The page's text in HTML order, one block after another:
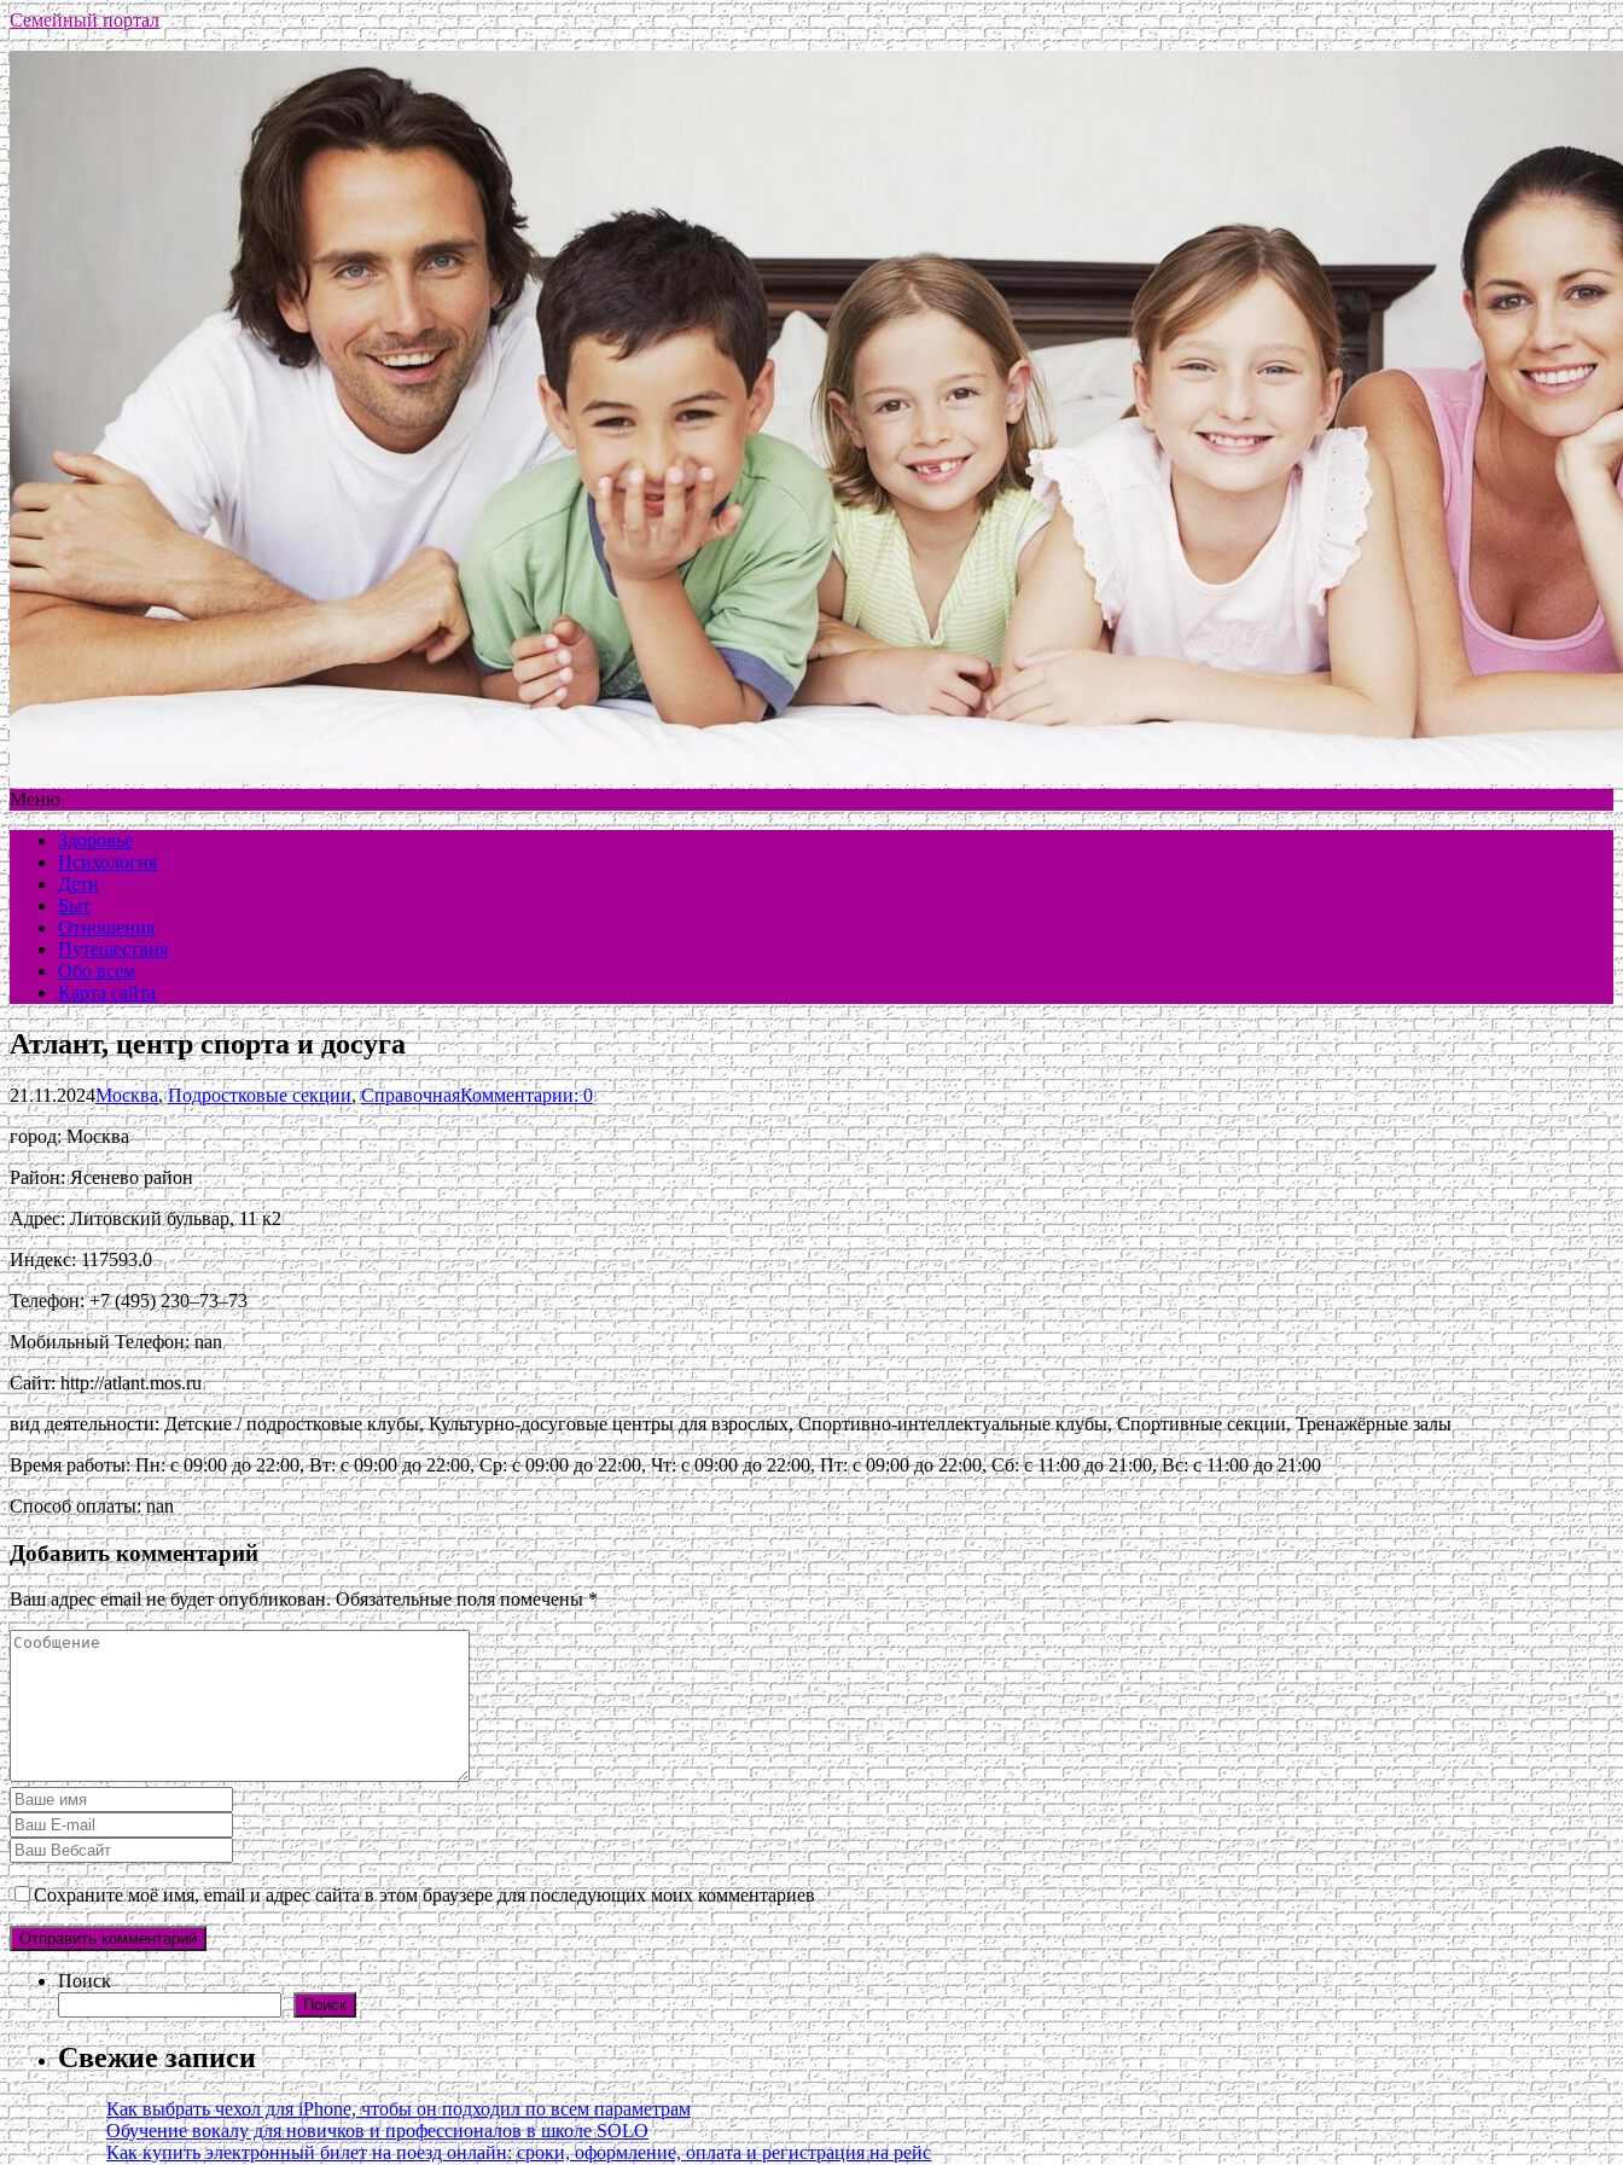
Семейный портал
Меню
Здоровье
Психология
Дети
Быт
Отношения
Путешествия
Обо всем
Карта сайта
Атлант, центр спорта и досуга
21.11.2024Москва,Подростковые секции,СправочнаяКомментарии: 0
город: Москва
Район: Ясенево район
Адрес: Литовский бульвар, 11 к2
Индекс: 117593.0
Телефон: +7 (495) 230‒73‒73
Мобильный Телефон: nan
Сайт: http://atlant.mos.ru
вид деятельности: Детские / подростковые клубы, Культурно-досуговые центры для взрослых, Спортивно-интеллектуальные клубы, Спортивные секции, Тренажёрные залы
Время работы: Пн: с 09:00 до 22:00, Вт: с 09:00 до 22:00, Ср: с 09:00 до 22:00, Чт: с 09:00 до 22:00, Пт: с 09:00 до 22:00, Сб: с 11:00 до 21:00, Вс: с 11:00 до 21:00
Способ оплаты: nan
Добавить комментарий
Ваш адрес email не будет опубликован. Обязательные поля помечены*
Сохраните моё имя, email и адрес сайта в этом браузере для последующих моих комментариев
Поиск
Поиск
Свежие записи
Как выбрать чехол для iPhone, чтобы он подходил по всем параметрам
Обучение вокалу для новичков и профессионалов в школе SOLO
Как купить электронный билет на поезд онлайн: сроки, оформление, оплата и регистрация на рейс